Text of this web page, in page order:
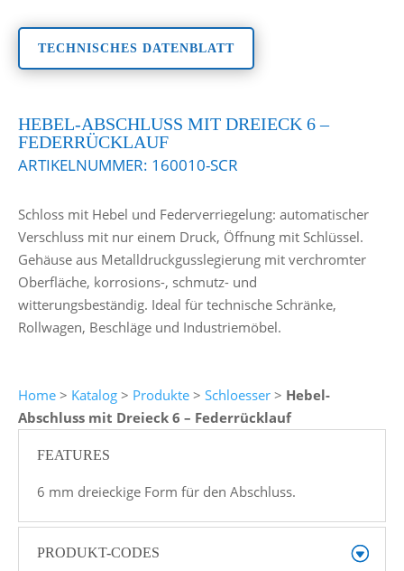
TECHNISCHES DATENBLATT
HEBEL-ABSCHLUSS MIT DREIECK 6 –
FEDERRÜCKLAUF
ARTIKELNUMMER: 160010-SCR
Schloss mit Hebel und Federverriegelung: automatischer
Verschluss mit nur einem Druck, Öffnung mit Schlüssel.
Gehäuse aus Metalldruckgusslegierung mit verchromter
Oberfläche, korrosions-, schmutz- und
witterungsbeständig. Ideal für technische Schränke,
Rollwagen, Beschläge und Industriemöbel.
Home> Katalog> Produkte> Schloesser> Hebel-
Abschluss mit Dreieck 6 – Federrücklauf
FEATURES
6 mm dreieckige Form für den Abschluss.
PRODUKT-CODES